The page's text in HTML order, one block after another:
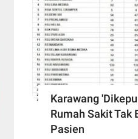
Karawang
Rumah Sakit Tak
Pasien